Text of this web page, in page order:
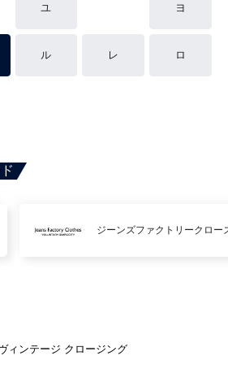
ユ ヨ
ル レ ロ
ジーンズファクトリークロー
ィンテージ クロージング